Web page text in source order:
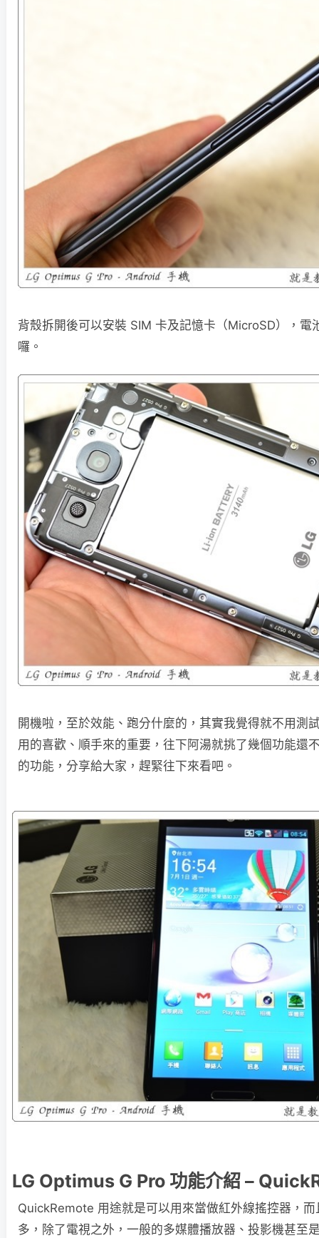
背殼拆開後可以安裝 SIM 卡及記憶卡（MicroSD），電
囉。
開機啦，至於效能、跑分什麼的，其實我覺得就不用測
用的喜歡、順手來的重要，往下阿湯就挑了幾個功能還
的功能，分享給大家，趕緊往下來看吧。
LG Optimus G Pro 功能介紹 –
QuickRemote 用途就是可以用來當做紅外線搖控器，
多，除了電視之外，一般的多媒體播放器、投影機甚至